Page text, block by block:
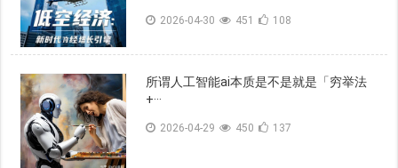
2026-04-30 451 108
所谓人工智能ai本质是不是就是「穷举法
+···
2026-04-29 450 137